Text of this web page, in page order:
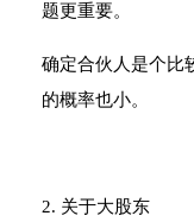
题更重要。
确定合伙人是个比
的概率也小。
2. 关于大股东